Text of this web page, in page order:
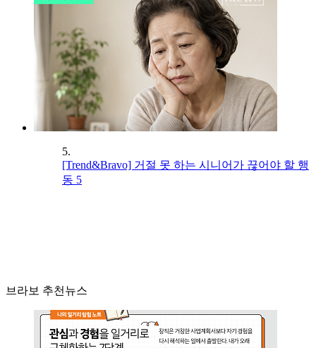
5.
[Trend&Bravo] 거절 못 하는 시니어가 끊어야 할 행
동 5
브라보 추천뉴스